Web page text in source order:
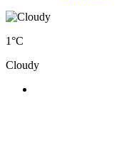
1°C
Cloudy